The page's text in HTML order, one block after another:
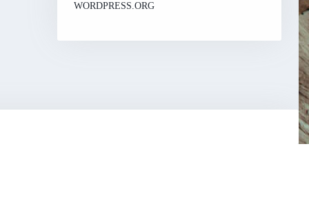
WORDPRESS.ORG